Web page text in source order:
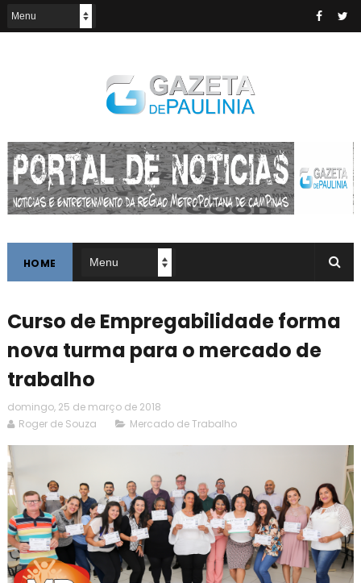
HOME
Curso de Empregabilidade forma
nova turma para o mercado de
trabalho
domingo, 25 de março de 2018
Roger de Souza
Mercado de Trabalho